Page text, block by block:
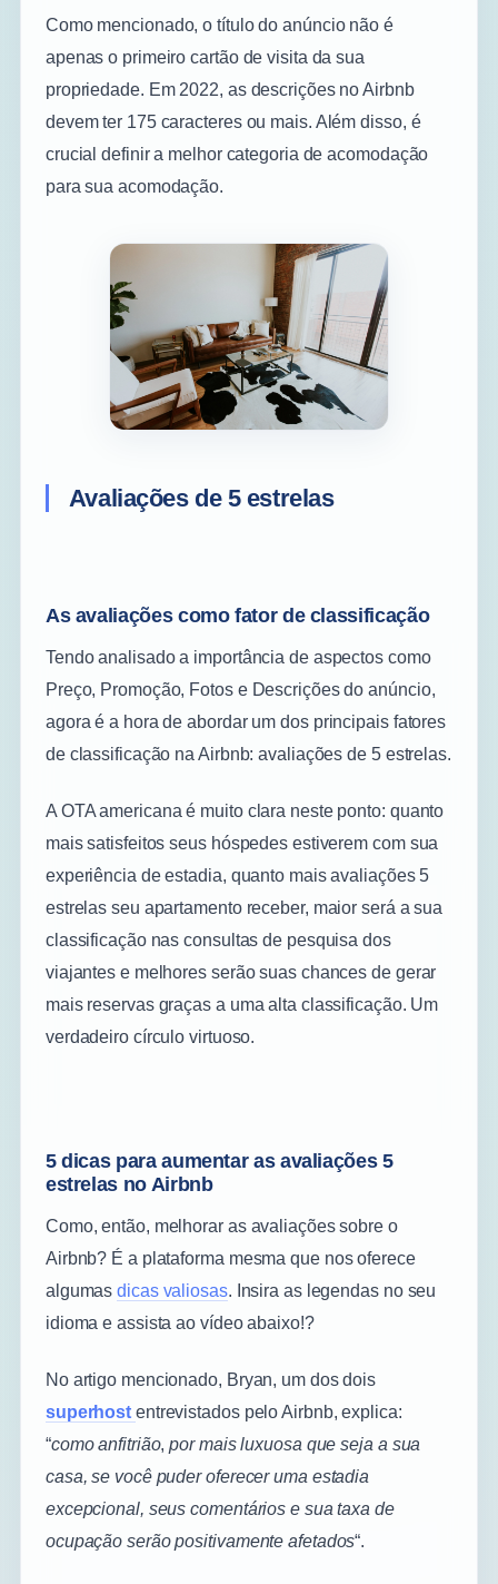
Como mencionado, o título do anúncio não é
apenas o primeiro cartão de visita da sua
propriedade. Em 2022, as descrições no Airbnb
devem ter 175 caracteres ou mais. Além disso, é
crucial definir a melhor categoria de acomodação
para sua acomodação.
Avaliações de 5 estrelas
As avaliações como fator de classificação
Tendo analisado a importância de aspectos como
Preço, Promoção, Fotos e Descrições do anúncio,
agora é a hora de abordar um dos principais fatores
de classificação na Airbnb: avaliações de 5 estrelas.
A OTA americana é muito clara neste ponto: quanto
mais satisfeitos seus hóspedes estiverem com sua
experiência de estadia, quanto mais avaliações 5
estrelas seu apartamento receber, maior será a sua
classificação nas consultas de pesquisa dos
viajantes e melhores serão suas chances de gerar
mais reservas graças a uma alta classificação. Um
verdadeiro círculo virtuoso.
5 dicas para aumentar as avaliações 5
estrelas no Airbnb
Como, então, melhorar as avaliações sobre o
Airbnb? É a plataforma mesma que nos oferece
algumasdicas valiosas. Insira as legendas no seu
idioma e assista ao vídeo abaixo!?
No artigo mencionado, Bryan, um dos dois
superhost entrevistados pelo Airbnb, explica:
“como anfitrião,por mais luxuosa que seja a sua
casa, se você puder oferecer uma estadia
excepcional, seus comentários e sua taxa de
ocupação serão positivamente afetados“.